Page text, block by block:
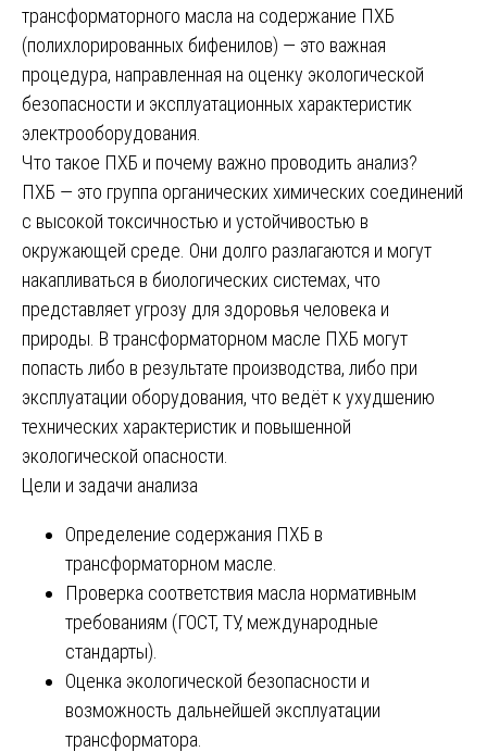
трансформаторного масла на содержание ПХБ
(полихлорированных бифенилов) — это важная
процедура, направленная на оценку экологической
безопасности и эксплуатационных характеристик
электрооборудования.
Что такое ПХБ и почему важно проводить анализ?
ПХБ — это группа органических химических соединений
с высокой токсичностью и устойчивостью в
окружающей среде. Они долго разлагаются и могут
накапливаться в биологических системах, что
представляет угрозу для здоровья человека и
природы. В трансформаторном масле ПХБ могут
попасть либо в результате производства, либо при
эксплуатации оборудования, что ведёт к ухудшению
технических характеристик и повышенной
экологической опасности.
Цели и задачи анализа
Определение содержания ПХБ в
трансформаторном масле.
Проверка соответствия масла нормативным
требованиям (ГОСТ, ТУ, международные
стандарты).
Оценка экологической безопасности и
возможность дальнейшей эксплуатации
трансформатора.